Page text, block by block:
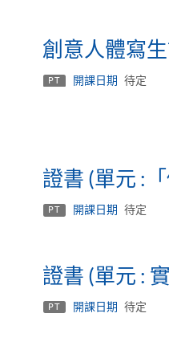
創意人體寫
PT 開課日期 待定
證書 (單元 :
PT 開課日期 待定
證書 (單元 :
PT 開課日期 待定